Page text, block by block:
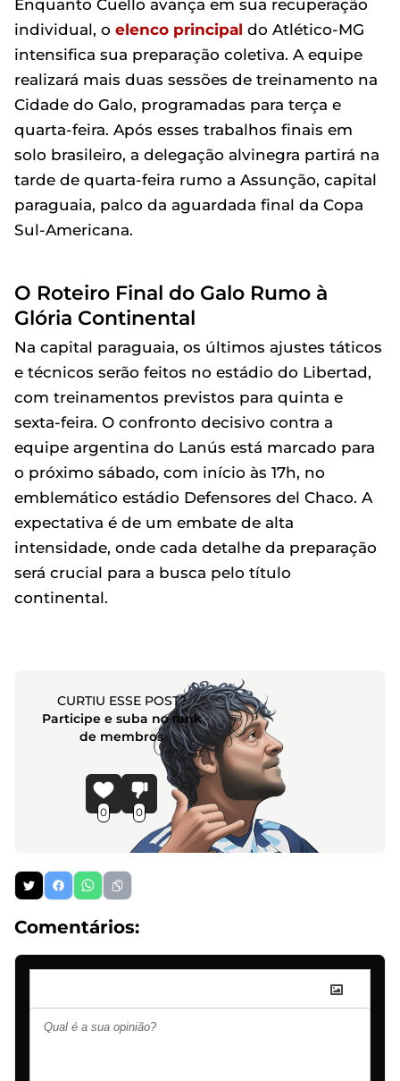
Enquanto Cuello avança em sua recuperação
individual, o elenco principal do Atlético-MG
intensifica sua preparação coletiva. A equipe
realizará mais duas sessões de treinamento na
Cidade do Galo, programadas para terça e
quarta-feira. Após esses trabalhos finais em
solo brasileiro, a delegação alvinegra partirá na
tarde de quarta-feira rumo a Assunção, capital
paraguaia, palco da aguardada final da Copa
Sul-Americana.
O Roteiro Final do Galo Rumo à
Glória Continental
Na capital paraguaia, os últimos ajustes táticos
e técnicos serão feitos no estádio do Libertad,
com treinamentos previstos para quinta e
sexta-feira. O confronto decisivo contra a
equipe argentina do Lanús está marcado para
o próximo sábado, com início às 17h, no
emblemático estádio Defensores del Chaco. A
expectativa é de um embate de alta
intensidade, onde cada detalhe da preparação
será crucial para a busca pelo título
continental.
CURTIU ESSE POST?
Participe e suba no rank
de membros
0 0
Comentários: